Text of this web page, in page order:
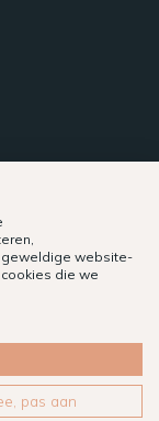
geweldige website-
die we
pas aan